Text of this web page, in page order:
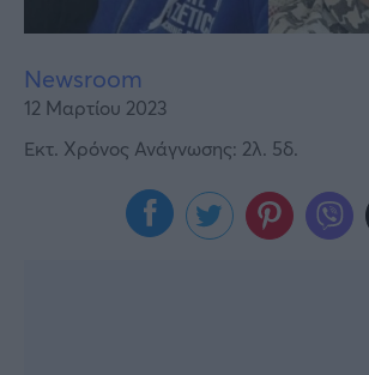
Newsroom
12 Μαρτίου 2023
Εκτ. Χρόνος Ανάγνωσης: 2λ. 5δ.